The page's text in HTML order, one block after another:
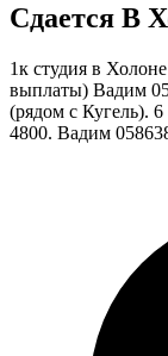
Сдается В
1к студия в
выплаты) Вадим
(рядом с Кугель).
4800. Вадим